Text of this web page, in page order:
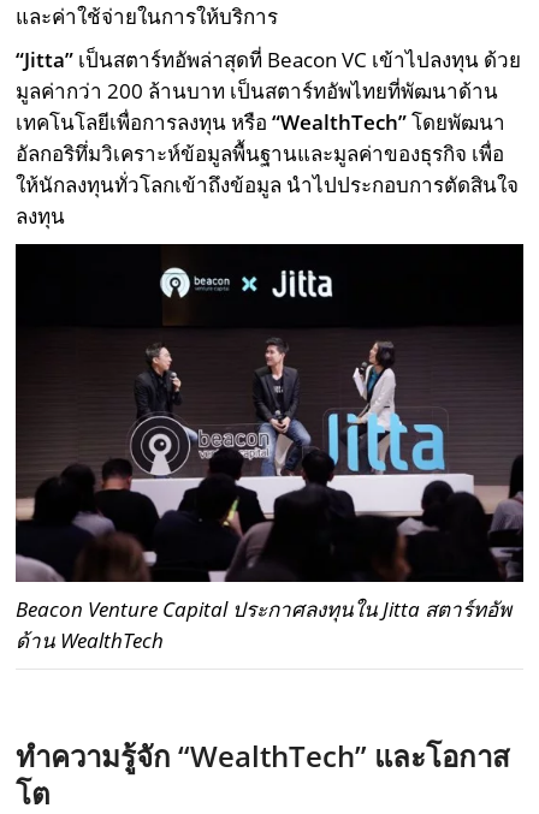
และค่าใช้จ่ายในการให้บริการ
“Jitta” เป็นสตาร์ทอัพล่าสุดที่ Beacon VC เข้าไปลงทุน ด้วย
มูลค่ากว่า 200 ล้านบาท เป็นสตาร์ทอัพไทยที่พัฒนาด้าน
เทคโนโลยีเพื่อการลงทุน หรือ“WealthTech”โดยพัฒนา
อัลกอริทึ่มวิเคราะห์ข้อมูลพื้นฐานและมูลค่าของธุรกิจ เพื่อ
ให้นักลงทุนทั่วโลกเข้าถึงข้อมูล นำไปประกอบการตัดสินใจ
ลงทุน
Beacon Venture Capital ประกาศลงทุนใน Jitta สตาร์ทอัพ
ด้าน WealthTech
ทำความรู้จัก “WealthTech” และโอกาส
โต